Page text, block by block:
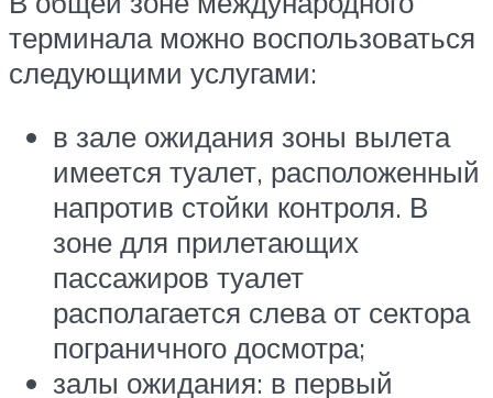
терминала можно воспользоваться
следующими услугами:
в зале ожидания зоны вылета
имеется туалет, расположенный
напротив стойки контроля. В
зоне для прилетающих
пассажиров туалет
располагается слева от сектора
пограничного досмотра;
залы ожидания: в первый